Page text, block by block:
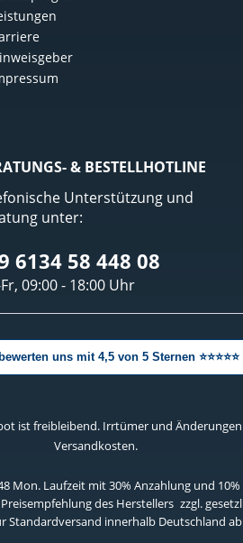
& BESTELLHOTLINE
Unterstützung und
unter:
6134 58 448 08
09:00 - 18:00 Uhr
uns mit 4,5 von 5 Sternen ⭐⭐⭐⭐⭐
ist freibleibend. Irrtümer und
Versandkosten.
Mon. Laufzeit mit 30% Anzahlung und
des Herstellers zzgl.
Standardversand innerhalb Deutschland